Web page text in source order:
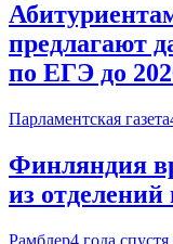
предлагают
по ЕГЭ до
Парламентская газета
Финляндия
из отделений
Рамблер4 года спустя